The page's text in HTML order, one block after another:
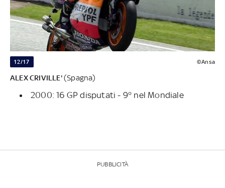
12/17 ©Ansa
ALEX CRIVILLE'(Spagna)
2000: 16 GP disputati - 9° nel Mondiale
PUBBLICITÀ